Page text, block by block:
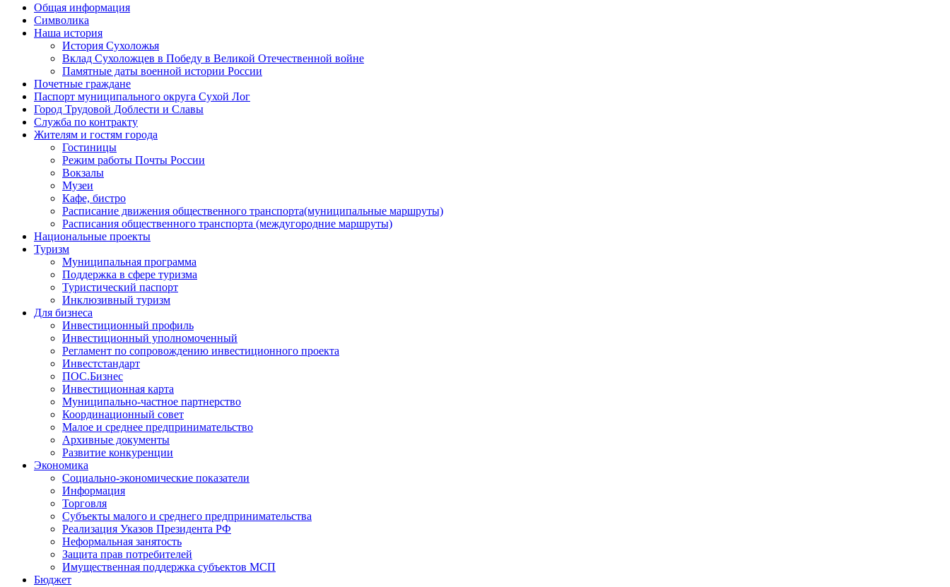
Общая информация
Символика
Наша история
История Сухоложья
Вклад Сухоложцев в Победу в Великой Отечественной войне
Памятные даты военной истории России
Почетные граждане
Паспорт муниципального округа Сухой Лог
Город Трудовой Доблести и Славы
Служба по контракту
Жителям и гостям города
Гостиницы
Режим работы Почты России
Вокзалы
Музеи
Кафе, бистро
Расписание движения общественного транспорта(муниципальные маршруты)
Расписания общественного транспорта (междугородние маршруты)
Национальные проекты
Туризм
Муниципальная программа
Поддержка в сфере туризма
Туристический паспорт
Инклюзивный туризм
Для бизнеса
Инвестиционный профиль
Инвестиционный уполномоченный
Регламент по сопровождению инвестиционного проекта
Инвестстандарт
ПОС.Бизнес
Инвестиционная карта
Муниципально-частное партнерство
Координационный совет
Малое и среднее предпринимательство
Архивные документы
Развитие конкуренции
Экономика
Социально-экономические показатели
Информация
Торговля
Субъекты малого и среднего предпринимательства
Реализация Указов Президента РФ
Неформальная занятость
Защита прав потребителей
Имущественная поддержка субъектов МСП
Бюджет